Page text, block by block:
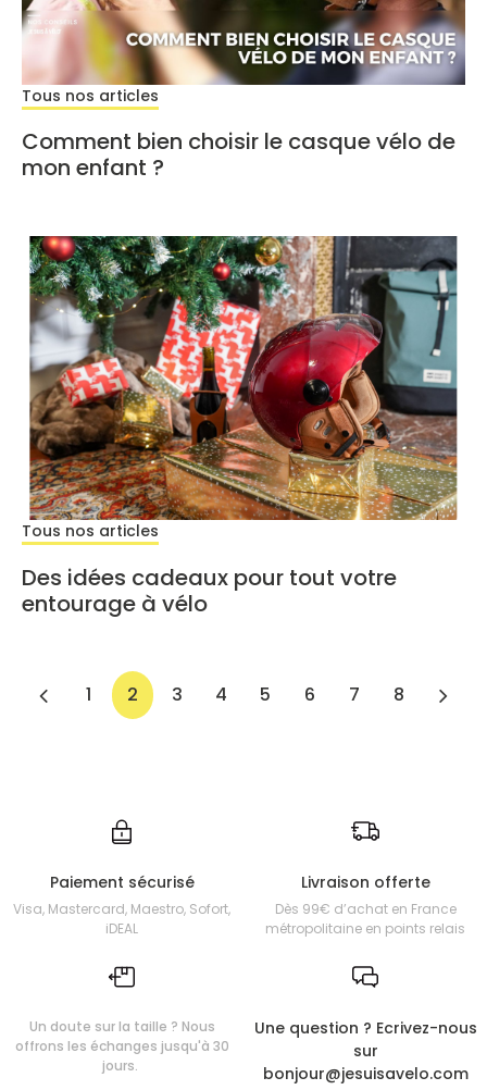
Tous nos articles
Comment bien choisir le casque vélo de
mon enfant ?
Tous nos articles
Des idées cadeaux pour tout votre
entourage à vélo
1 2 3 4 5 6 7 8
Paiement sécurisé
Visa, Mastercard, Maestro, Sofort,
iDEAL
Livraison offerte
Dès 99€ d’achat en France
métropolitaine en points relais
Un doute sur la taille ? Nous
offrons les échanges jusqu'à 30
jours.
Une question ? Ecrivez-nous
sur
bonjour@jesuisavelo.com